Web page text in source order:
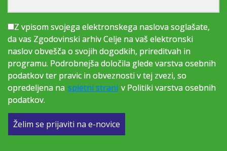
Z vpisom svojega elektronskega naslova soglašate,
da vas Zgodovinski arhiv Celje na vaš elektronski
naslov obvešča o svojih dogodkih, prireditvah in
programu. Podrobnejša določila glede varstva osebnih
podatkov ter pravic in obveznosti v tej zvezi, so
opredeljena na spletni strani v Politiki varstva osebnih
podatkov.
Želim se prijaviti na e-novice